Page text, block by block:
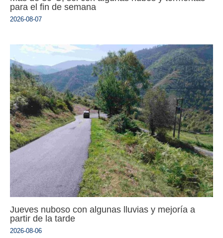
para el fin de semana
2026-08-07
Jueves nuboso con algunas lluvias y mejoría a
partir de la tarde
2026-08-06